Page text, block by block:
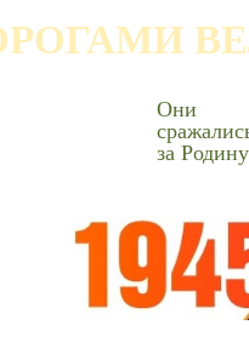
Они
за Родину